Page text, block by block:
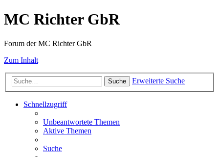
MC Richter GbR
Forum der MC Richter GbR
Zum Inhalt
Suche Erweiterte Suche
Schnellzugriff
Unbeantwortete Themen
Aktive Themen
Suche